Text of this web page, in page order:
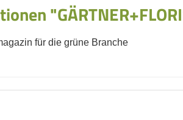
für die grüne Branche